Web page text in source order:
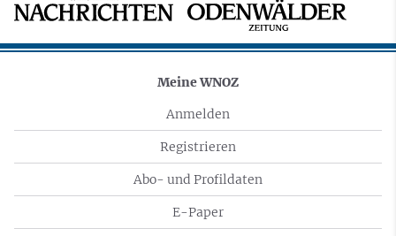
Meine WNOZ
Anmelden
Registrieren
Abo- und Profildaten
E-Paper